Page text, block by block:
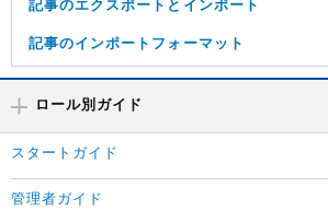
記事のエクスポートとインポート
記事のインポートフォーマット
ロール別ガイド
スタートガイド
管理者ガイド